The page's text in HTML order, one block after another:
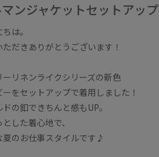
マンジャケットセットアップ
は。
ただきありがとうございます！
ーリネンライクシリーズの新色
ーをセットアップで着用しました！
ドの釦できちんと感もUP。
した着心地で、
夏のお仕事スタイルです♪